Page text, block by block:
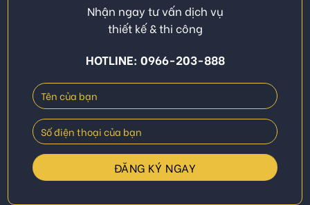
Nhận ngay tư vấn dịch vụ
thiết kế & thi công
HOTLINE: 0966-203-888